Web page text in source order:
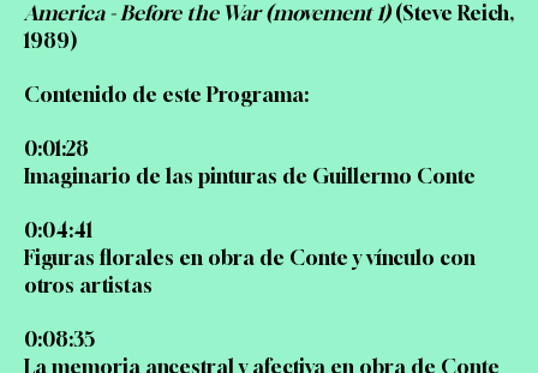
America - Before the War (movement 1)(Steve Reich,
1989)
Contenido de este Programa:
0:01:28
Imaginario de las pinturas de Guillermo Conte
0:04:41
Figuras florales en obra de Conte y vínculo con
otros artistas
0:08:35
La memoria ancestral y afectiva en obra de Conte